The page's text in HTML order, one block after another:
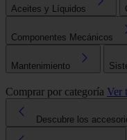
Aceites y Líquidos
Componentes Mecánicos
Mantenimiento
Comprar por categoría Ver
Descubre los